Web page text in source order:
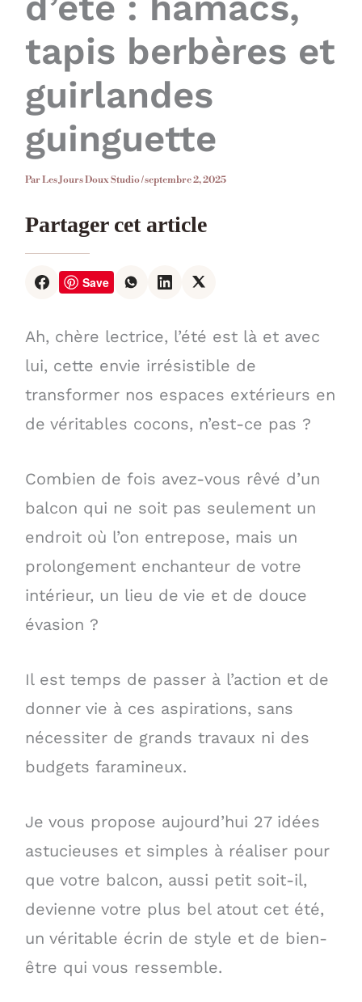
tapis berbères et
guirlandes
guinguette
ParLes Jours Doux Studio/septembre 2, 2025
Partager cet article
Save
Ah, chère lectrice, l’été est là et avec
lui, cette envie irrésistible de
transformer nos espaces extérieurs en
de véritables cocons, n’est-ce pas ?
Combien de fois avez-vous rêvé d’un
balcon qui ne soit pas seulement un
endroit où l’on entrepose, mais un
prolongement enchanteur de votre
intérieur, un lieu de vie et de douce
évasion ?
Il est temps de passer à l’action et de
donner vie à ces aspirations, sans
nécessiter de grands travaux ni des
budgets faramineux.
Je vous propose aujourd’hui 27 idées
astucieuses et simples à réaliser pour
que votre balcon, aussi petit soit-il,
devienne votre plus bel atout cet été,
un véritable écrin de style et de bien-
être qui vous ressemble.